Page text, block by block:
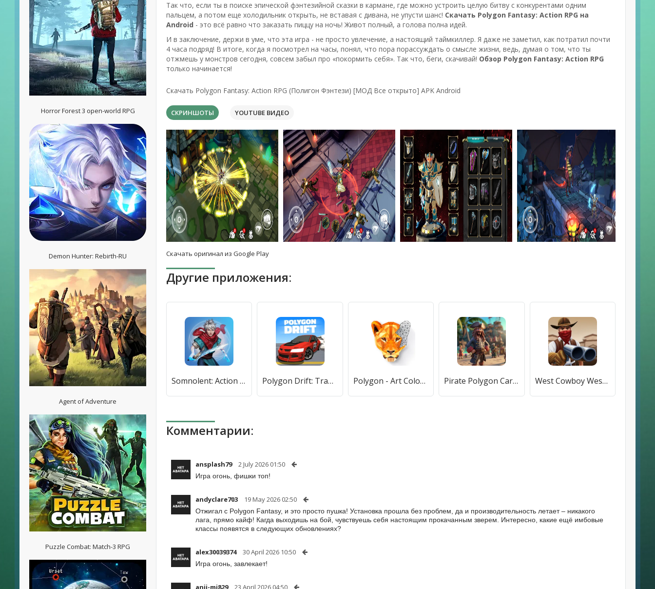
Horror Forest 3 open-world RPG
Demon Hunter: Rebirth-RU
Agent of Adventure
Puzzle Combat: Match-3 RPG
Так что, если ты в поиске эпической фэнтезийной сказки в кармане, где можно устроить целую битву с конкурентами одним
пальцем, а потом еще холодильник открыть, не вставая с дивана, не упусти шанс! Скачать Polygon Fantasy: Action RPG на
Android - это всё равно что заказать пиццу на ночь! Живот полный, а голова полна идей.
И в заключение, держи в уме, что эта игра - не просто увлечение, а настоящий таймкиллер. Я даже не заметил, как потратил почти
4 часа подряд! В итоге, когда я посмотрел на часы, понял, что пора порассуждать о смысле жизни, ведь, думая о том, что ты
отжмешь у монстров сегодня, совсем забыл про «покормить себя». Так что, беги, скачивай! Обзор Polygon Fantasy: Action RPG
только начинается!
Скачать Polygon Fantasy: Action RPG (Полигон Фэнтези) [МОД Все открыто] APK Android
СКРИНШОТЫ YOUTUBE ВИДЕО
Скачать оригинал из Google Play
Другие приложения:
Somnolent: Action RPG Fantasy (Сомнолент) [МОД Бесконечные монеты] APK Android Polygon Drift: Traffic Racing (Полигон Дрифт) [МОД Mega Pack] APK Android Polygon - Art Coloring Book (Полигон) [МОД Бесконечные монеты] APK Android Pirate Polygon Caribbean Sea (Пиратская Полигон Карибское море) [МОД Premium] APK Android West Cowboy Western Polygon [МОД Бесконечные монеты] APK Android
Комментарии:
ansplash79 2 July 2026 01:50
Игра огонь, фишки топ!
andyclare703 19 May 2026 02:50
Отжигал с Polygon Fantasy, и это просто пушка! Установка прошла без проблем, да и производительность летает – никакого
лага, прямо кайф! Кагда выходишь на бой, чувствуешь себя настоящим прокачанным зверем. Интересно, какие ещё имбовые
классы появятся в следующих обновлениях?
alex30039374 30 April 2026 10:50
Игра огонь, завлекает!
anji-mi829 23 April 2026 04:50